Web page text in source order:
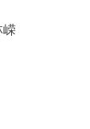
嵘